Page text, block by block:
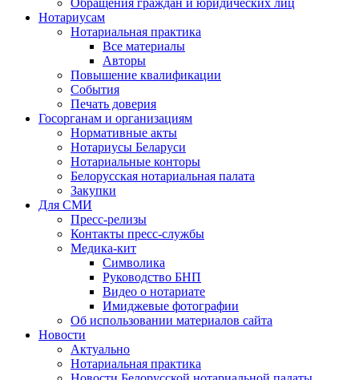
Обращения граждан и юридических лиц
Нотариусам
Нотариальная практика
Все материалы
Авторы
Повышение квалификации
События
Печать доверия
Госорганам и организациям
Нормативные акты
Нотариусы Беларуси
Нотариальные конторы
Белорусская нотариальная палата
Закупки
Для СМИ
Пресс-релизы
Контакты пресс-службы
Медика-кит
Символика
Руководство БНП
Видео о нотариате
Имиджевые фотографии
Об использовании материалов сайта
Новости
Актуально
Нотариальная практика